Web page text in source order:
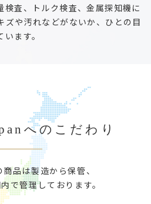
検査、トルク検査、金属探知機に
ズや汚れなどがないか、ひとの目
ます。
へのこだわり
品は製造から保管、
で管理しております。